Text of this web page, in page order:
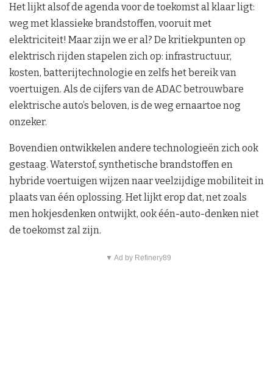
Het lijkt alsof de agenda voor de toekomst al klaar ligt:
weg met klassieke brandstoffen, vooruit met
elektriciteit! Maar zijn we er al? De kritiekpunten op
elektrisch rijden stapelen zich op: infrastructuur,
kosten, batterijtechnologie en zelfs het bereik van
voertuigen. Als de cijfers van de ADAC betrouwbare
elektrische auto’s beloven, is de weg ernaartoe nog
onzeker.
Bovendien ontwikkelen andere technologieën zich ook
gestaag. Waterstof, synthetische brandstoffen en
hybride voertuigen wijzen naar veelzijdige mobiliteit in
plaats van één oplossing. Het lijkt erop dat, net zoals
men hokjesdenken ontwijkt, ook één-auto-denken niet
de toekomst zal zijn.
▼ Ad by Refinery89